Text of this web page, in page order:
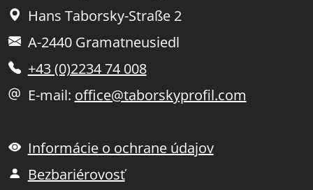
Hans Taborsky-Straße 2
A-2440 Gramatneusiedl
+43 (0)2234 74 008
E-mail: office@taborskyprofil.com
Informácie o ochrane údajov
Bezbariérovosť